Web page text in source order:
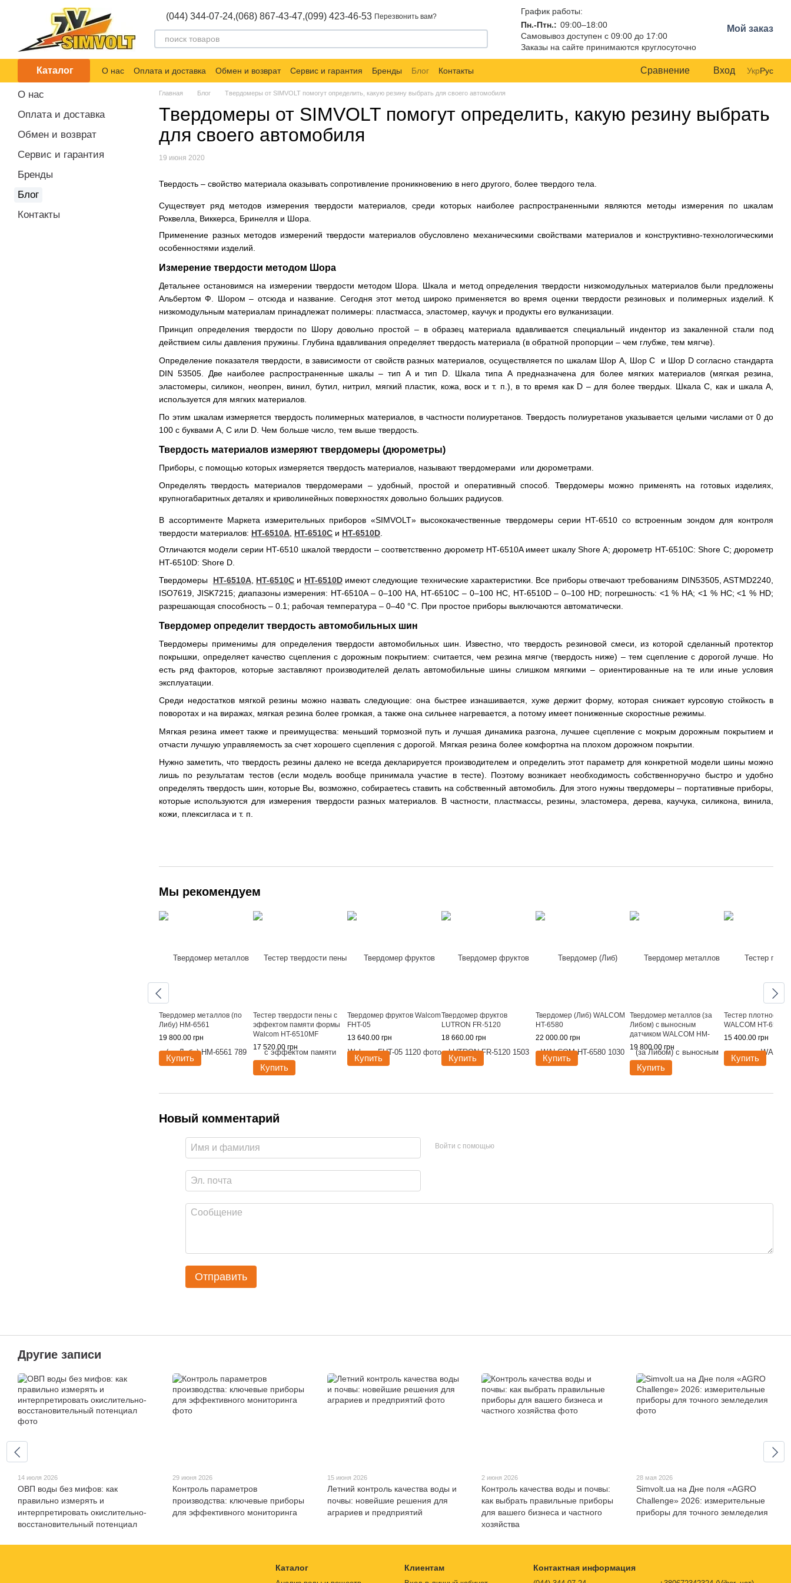
Перейти к основному контенту
(044) 344-07-24,(068) 867-43-47,(099) 423-46-53 Перезвонить вам?
График работы:
Пн.-Птн.: 09:00–18:00
Самовывоз доступен с 09:00 до 17:00
Заказы на сайте принимаются круглосуточно
Мой заказ
Каталог О нас Оплата и доставка Обмен и возврат Сервис и гарантия Бренды Блог Контакты Сравнение Вход УкрРус
Главная Блог Твердомеры от SIMVOLT помогут определить, какую резину выбрать для своего автомобиля
Твердомеры от SIMVOLT помогут определить, какую резину выбрать
для своего автомобиля
19 июня 2020
Твердость – свойство материала оказывать сопротивление проникновению в него другого, более твердого тела.
Существует ряд методов измерения твердости материалов, среди которых наиболее распространенными являются методы измерения по шкалам
Роквелла, Виккерса, Бринелля и Шора.
Применение разных методов измерений твердости материалов обусловлено механическими свойствами материалов и конструктивно-технологическими
особенностями изделий.
Измерение твердости методом Шора
Детальнее остановимся на измерении твердости методом Шора. Шкала и метод определения твердости низкомодульных материалов были предложены
Альбертом Ф. Шором – отсюда и название. Сегодня этот метод широко применяется во время оценки твердости резиновых и полимерных изделий. К
низкомодульным материалам принадлежат полимеры: пластмасса, эластомер, каучук и продукты его вулканизации.
Принцип определения твердости по Шору довольно простой – в образец материала вдавливается специальный индентор из закаленной стали под
действием силы давления пружины. Глубина вдавливания определяет твердость материала (в обратной пропорции – чем глубже, тем мягче).
Определение показателя твердости, в зависимости от свойств разных материалов, осуществляется по шкалам Шор А, Шор С и Шор D согласно стандарта
DIN 53505. Две наиболее распространенные шкалы – тип A и тип D. Шкала типа A предназначена для более мягких материалов (мягкая резина,
эластомеры, силикон, неопрен, винил, бутил, нитрил, мягкий пластик, кожа, воск и т. п.), в то время как D – для более твердых. Шкала С, как и шкала A,
используется для мягких материалов.
По этим шкалам измеряется твердость полимерных материалов, в частности полиуретанов. Твердость полиуретанов указывается целыми числами от 0 до
100 с буквами А, С или D. Чем больше число, тем выше твердость.
Твердость материалов измеряют твердомеры (дюрометры)
Приборы, с помощью которых измеряется твердость материалов, называют твердомерами или дюрометрами.
Определять твердость материалов твердомерами – удобный, простой и оперативный способ. Твердомеры можно применять на готовых изделиях,
крупногабаритных деталях и криволинейных поверхностях довольно больших радиусов.
В ассортименте Маркета измерительных приборов «SIMVOLT» высококачественные твердомеры серии HT-6510 со встроенным зондом для контроля
твердости материалов: HT-6510A HT-6510C и HT-6510D
Отличаются модели серии HT-6510 шкалой твердости – соответственно дюрометр HT-6510A имеет шкалу Shore A; дюрометр HT-6510C: Shore С; дюрометр
HT-6510D: Shore D.
Твердомеры HT-6510A, HT-6510C и HT-6510Dимеют следующие технические характеристики. Все приборы отвечают требованиям DIN53505, ASTMD2240,
ISO7619, JISK7215; диапазоны измерения: HT-6510A – 0–100 HA, HT-6510C – 0–100 HC, HT-6510D – 0–100 HD; погрешность: <1 % HA; <1 % HC; <1 % HD;
разрешающая способность – 0.1; рабочая температура – 0–40 °C. При простое приборы выключаются автоматически.
Твердомер определит твердость автомобильных шин
Твердомеры применимы для определения твердости автомобильных шин. Известно, что твердость резиновой смеси, из которой сделанный протектор
покрышки, определяет качество сцепления с дорожным покрытием: считается, чем резина мягче (твердость ниже) – тем сцепление с дорогой лучше. Но
есть ряд факторов, которые заставляют производителей делать автомобильные шины слишком мягкими – ориентированные на те или иные условия
эксплуатации.
Среди недостатков мягкой резины можно назвать следующие: она быстрее изнашивается, хуже держит форму, которая снижает курсовую стойкость в
поворотах и на виражах, мягкая резина более громкая, а также она сильнее нагревается, а потому имеет пониженные скоростные режимы.
Мягкая резина имеет также и преимущества: меньший тормозной путь и лучшая динамика разгона, лучшее сцепление с мокрым дорожным покрытием и
отчасти лучшую управляемость за счет хорошего сцепления с дорогой. Мягкая резина более комфортна на плохом дорожном покрытии.
Нужно заметить, что твердость резины далеко не всегда декларируется производителем и определить этот параметр для конкретной модели шины можно
лишь по результатам тестов (если модель вообще принимала участие в тесте). Поэтому возникает необходимость собственноручно быстро и удобно
определять твердость шин, которые Вы, возможно, собираетесь ставить на собственный автомобиль. Для этого нужны твердомеры – портативные приборы,
которые используются для измерения твердости разных материалов. В частности, пластмассы, резины, эластомера, дерева, каучука, силикона, винила,
кожи, плексигласа и т. п.
Мы рекомендуем
Твердомер металлов (по
Либу) HM-6561
19 800.00 грн
Купить
Тестер твердости пены с
эффектом памяти формы
Walcom HT-6510MF
17 520.00 грн
Купить
Твердомер фруктов Walcom
FHT-05
13 640.00 грн
Купить
Твердомер фруктов
LUTRON FR-5120
18 660.00 грн
Купить
Твердомер (Либ) WALCOM
HT-6580
22 000.00 грн
Купить
Твердомер металлов (за
Либом) с выносным
датчиком WALCOM HM-
6560
19 800.00 грн
Купить
Тестер плотности
WALCOM HT-
15 400.00 грн
Купить
Новый комментарий
Войти с помощью
Отправить
О нас
Оплата и доставка
Обмен и возврат
Сервис и гарантия
Бренды
Блог
Контакты
Другие записи
14 июля 2026
ОВП воды без мифов: как
правильно измерять и
интерпретировать окислительно-
восстановительный потенциал
29 июня 2026
Контроль параметров
производства: ключевые приборы
для эффективного мониторинга
15 июня 2026
Летний контроль качества воды и
почвы: новейшие решения для
аграриев и предприятий
2 июня 2026
Контроль качества воды и почвы:
как выбрать правильные приборы
для вашего бизнеса и частного
хозяйства
28 мая 2026
Simvolt.ua на Дне поля «AGRO
Challenge» 2026: измерительные
приборы для точного земледелия
Каталог Клиентам Контактная информация